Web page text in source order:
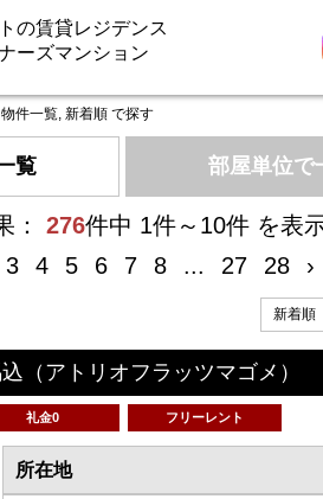
の賃貸レジデンス
ーズマンション
件一覧, 新着順 で探す
覧 部屋単位で
： 276件中 1件～10件 を表
3 4 5 6 7 8 ... 27 28 ›
（アトリオフラッツマゴメ）
礼金0 フリーレント
所在地